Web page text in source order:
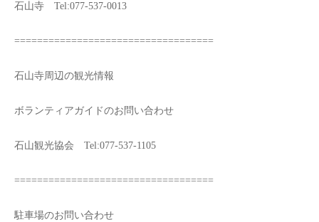
石山寺 Tel:077-537-0013
===================================
石山寺周辺の観光情報
ボランティアガイドのお問い合わせ
石山観光協会 Tel:077-537-1105
===================================
駐車場のお問い合わせ